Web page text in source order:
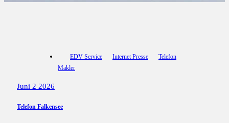
EDV Service Internet Presse
Telefon
Makler
Juni 2 2026
Telefon Falkensee